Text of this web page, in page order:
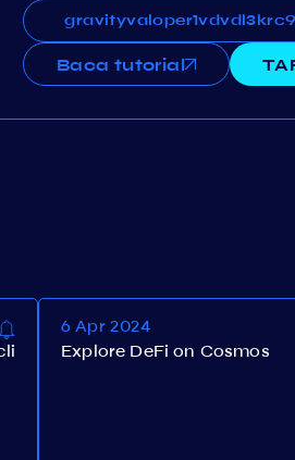
Baca tutorial
6 Apr 2024
Explore DeFi on Cosmos